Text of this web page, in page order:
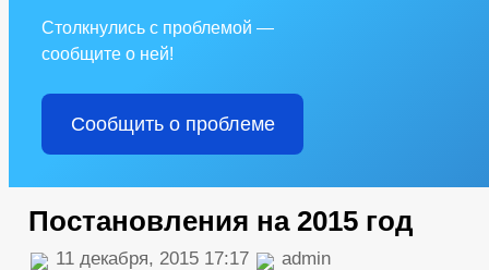
Столкнулись с проблемой —
сообщите о ней!
Сообщить о проблеме
Постановления на 2015 год
11 декабря, 2015 17:17 admin